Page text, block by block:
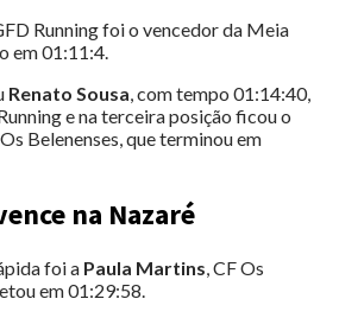
Running foi o vencedor da Meia
em 01:11:4.
Renato Sousa, com tempo 01:14:40,
e na terceira posição ficou o
Belenenses, que terminou em
na Nazaré
foi a Paula Martins, CF Os
em 01:29:58.